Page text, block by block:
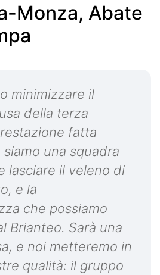
Monza, Abate
minimizzare il
della terza
fatta
una squadra
lasciare il veleno di
e la
che possiamo
Brianteo. Sarà una
e noi metteremo in
qualità: il gruppo